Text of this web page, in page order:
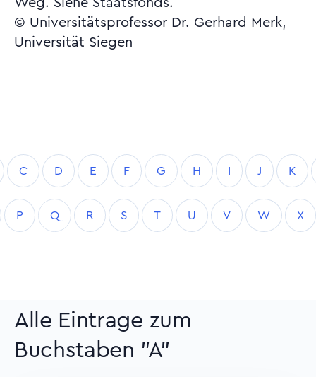
Weg. Siehe Staatsfonds.
© Universitätsprofessor Dr. Gerhard Merk,
Universität Siegen
C D E F G H I J K
P Q R S T U V W X
Alle Eintrage zum
Buchstaben "A"